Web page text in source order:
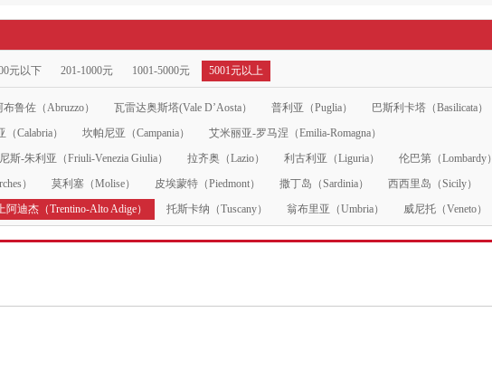
元以下 201-1000元 1001-5000元 5001元以上
布鲁佐（Abruzzo） 瓦雷达奥斯塔(Vale D’Aosta） 普利亚（Puglia）
巴斯利卡塔（Basilicata）
Calabria）
坎帕尼亚（Campania）
艾米丽亚-罗马涅（Emilia-Romagna）
斯-朱利亚（Friuli-Venezia Giulia）
拉齐奥（Lazio） 利古利亚（Liguria）
伦巴第（Lombardy）
）
莫利塞（Molise） 皮埃蒙特（Piedmont） 撒丁岛（Sardinia）
西西里岛（Sicily）
阿迪杰（Trentino-Alto Adige）
托斯卡纳（Tuscany） 翁布里亚（Umbria） 威尼托（Veneto）